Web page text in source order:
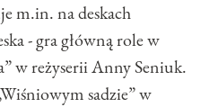
m.in. na deskach
- gra główną role w
w reżyserii Anny Seniuk.
sadzie” w